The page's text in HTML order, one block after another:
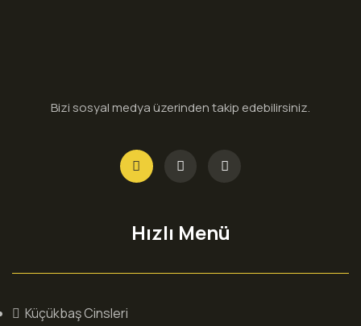
Bizi sosyal medya üzerinden takip edebilirsiniz.
Hızlı Menü
Küçükbaş Cinsleri